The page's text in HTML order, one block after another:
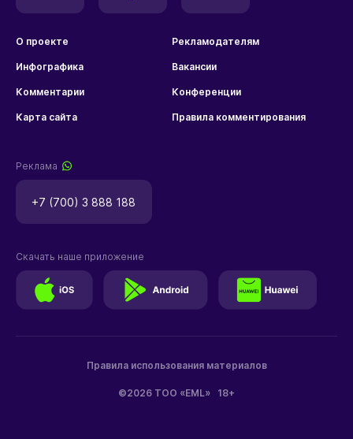
О проекте Рекламодателям
Инфографика Вакансии
Комментарии Конференции
Карта сайта Правила комментирования
Реклама
+7 (700) 3 888 188
©2026 ТОО «EML» 18+
Правила использования материалов
Скачать наше приложение